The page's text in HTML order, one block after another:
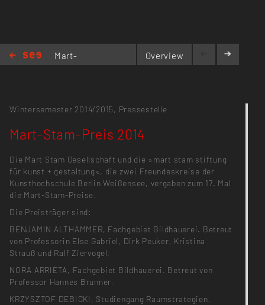
Mart-
Overview
Wintersemester 2014/2015, Pressestelle
Mart-Stam-Preis 2014
Die Mart Stam Gesellschaft und die »mart stam stiftung
für kunst + gestaltung«, die zwei Freundeskreise der
Kunsthochschule Berlin Weißensee, vergaben zum 17. Mal
die Mart-Stam-Preise.
Die Preisträger sind:
BENJAMIN ALTHAMMER, Fachgebiet Bildhauerei. Betreut
von Professorin Else Gabriel, Dirk Peuker, Kristina
Strauß und Ralf Ziervogel.
NORA ARRIETA, Fachgebiet Bildhauerei. Betreut von
Professor Hannes Brunner.
KRZYSZTOF DEBICKI, Studiengang Raumstrategien.